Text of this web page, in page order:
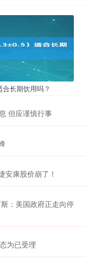
长期饮用吗？
但应谨慎行事
安康股价崩了！
：美国政府正走向停
为已受理